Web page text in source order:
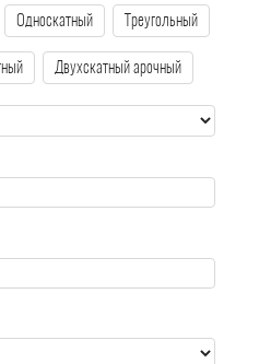
Односкатный Треугольный
Двухскатный арочный